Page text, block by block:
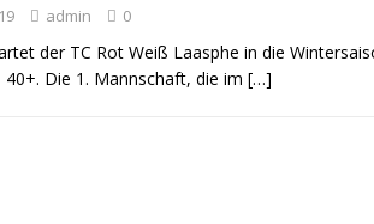
admin 0
der TC Rot Weiß Laasphe in die
Die 1. Mannschaft, die im […]